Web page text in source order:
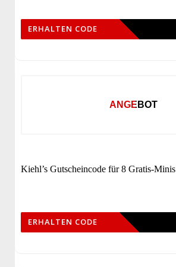
ERHALTEN CODE
ANGEBOT
Kiehl’s Gutscheincode für 8 Gratis-Minis
ERHALTEN CODE